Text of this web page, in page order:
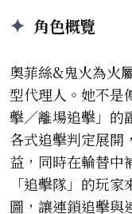
角色概覽
奧菲絲&鬼火為火
型代理人。她不是
擊／離場追擊」的
各式追擊判定展開
益，同時在輪替中
「追擊隊」的玩
圖，讓連鎖追擊與